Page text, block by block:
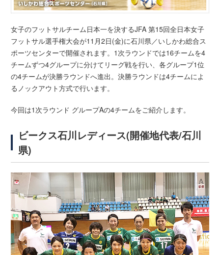
女子のフットサルチーム日本一を決するJFA 第15回全日本女子
フットサル選手権大会が11月2日(金)に石川県／いしかわ総合ス
ポーツセンターで開催されます。1次ラウンドでは16チームを4
チームずつ4グループに分けてリーグ戦を行い、各グループ1位
の4チームが決勝ラウンドへ進出。決勝ラウンドは4チームによ
るノックアウト方式で行います。
今回は1次ラウンド グループAの4チームをご紹介します。
ビークス石川レディース(開催地代表/石川
県)